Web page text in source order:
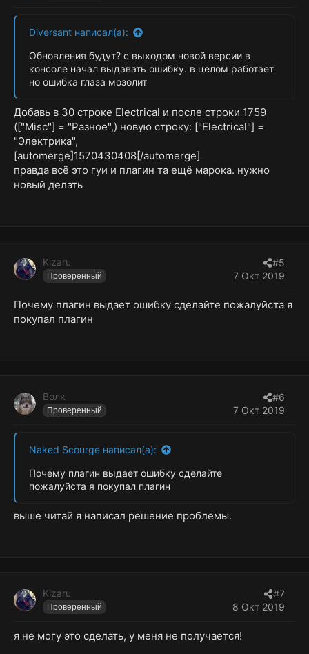
Diversant написал(а):
Обновления будут? с выходом новой версии в
консоле начал выдавать ошибку. в целом работает
но ошибка глаза мозолит
Добавь в 30 строке Electrical и после строки 1759
(["Misc"] = "Разное",) новую строку: ["Electrical"] =
"Электрика",
[automerge]1570430408[/automerge]
правда всё это гуи и плагин та ещё марока. нужно
новый делать
Kizaru
Проверенный 7 Окт 2019
#5
Почему плагин выдает ошибку сделайте пожалуйста я
покупал плагин
Волк
Проверенный 7 Окт 2019
#6
Naked Scourge написал(а):
Почему плагин выдает ошибку сделайте
пожалуйста я покупал плагин
выше читай я написал решение проблемы.
Kizaru
Проверенный 8 Окт 2019
#7
я не могу это сделать, у меня не получается!